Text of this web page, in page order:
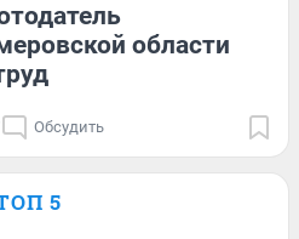
области
Обсудить
5